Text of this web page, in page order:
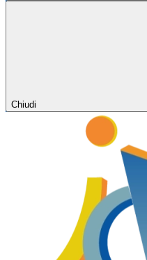
Chiudi